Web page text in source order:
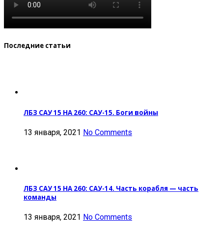
Последние статьи
ЛБЗ САУ 15 НА 260: САУ-15. Боги войны
13 января, 2021 No Comments
ЛБЗ САУ 15 НА 260: САУ-14. Часть корабля — часть
команды
13 января, 2021 No Comments